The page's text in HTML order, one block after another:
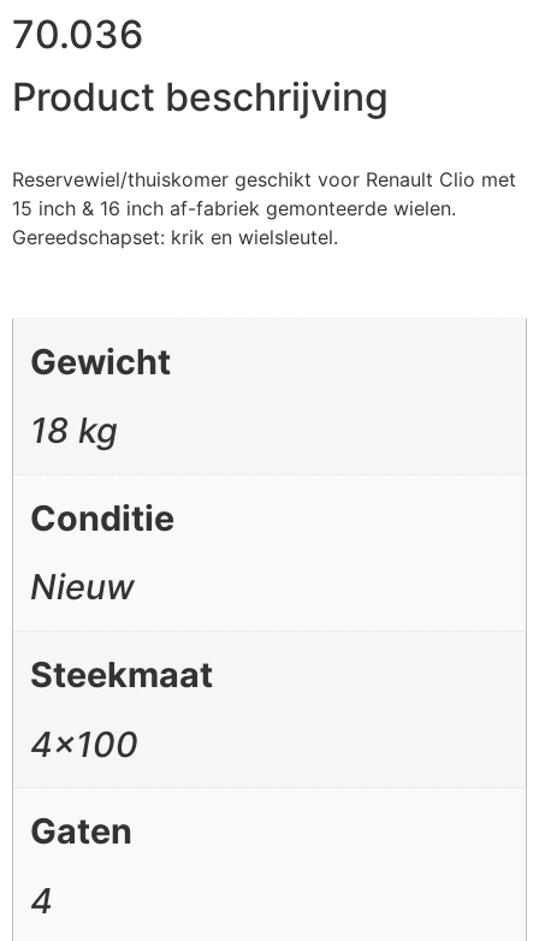
70.036
Product beschrijving
Reservewiel/thuiskomer geschikt voor Renault Clio met
15 inch & 16 inch af-fabriek gemonteerde wielen.
Gereedschapset: krik en wielsleutel.
Gewicht
18 kg
Conditie
Nieuw
Steekmaat
4×100
Gaten
4